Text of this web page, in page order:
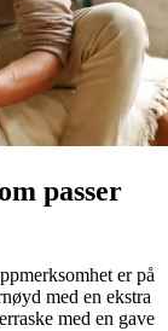
passer
er på
med en ekstra
med en gave